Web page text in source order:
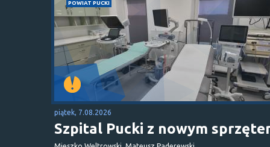
POWIAT PUCKI
piątek, 7.08.2026
Szpital Pucki z nowym